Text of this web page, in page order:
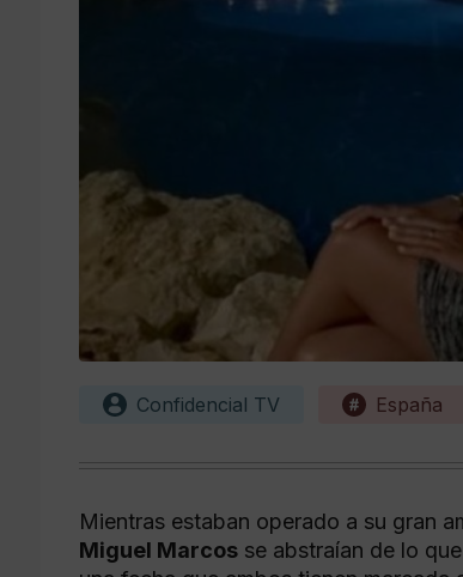
Confidencial TV España
Mientras estaban operado a su gran
Miguel Marcos se abstraían de lo